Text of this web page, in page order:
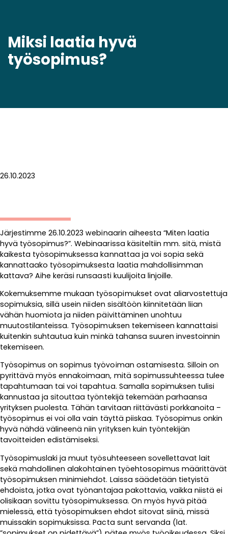
Miksi laatia hyvä
työsopimus?
26.10.2023
Järjestimme 26.10.2023 webinaarin aiheesta “Miten laatia
hyvä työsopimus?”. Webinaarissa käsiteltiin mm. sitä, mistä
kaikesta työsopimuksessa kannattaa ja voi sopia sekä
kannattaako työsopimuksesta laatia mahdollisimman
kattava? Aihe keräsi runsaasti kuulijoita linjoille.
Kokemuksemme mukaan työsopimukset ovat aliarvostettuja
sopimuksia, sillä usein niiden sisältöön kiinnitetään liian
vähän huomiota ja niiden päivittäminen unohtuu
muutostilanteissa. Työsopimuksen tekemiseen kannattaisi
kuitenkin suhtautua kuin minkä tahansa suuren investoinnin
tekemiseen.
Työsopimus on sopimus työvoiman ostamisesta. Silloin on
pyrittävä myös ennakoimaan, mitä sopimussuhteessa tulee
tapahtumaan tai voi tapahtua. Samalla sopimuksen tulisi
kannustaa ja sitouttaa työntekijä tekemään parhaansa
yrityksen puolesta. Tähän tarvitaan riittävästi porkkanoita –
työsopimus ei voi olla vain täyttä piiskaa. Työsopimus onkin
hyvä nähdä välineenä niin yrityksen kuin työntekijän
tavoitteiden edistämiseksi.
Työsopimuslaki ja muut työsuhteeseen sovellettavat lait
sekä mahdollinen alakohtainen työehtosopimus määrittävät
työsopimuksen minimiehdot. Laissa säädetään tietyistä
ehdoista, jotka ovat työnantajaa pakottavia, vaikka niistä ei
olisikaan sovittu työsopimuksessa. On myös hyvä pitää
mielessä, että työsopimuksen ehdot sitovat siinä, missä
muissakin sopimuksissa. Pacta sunt servanda (lat.